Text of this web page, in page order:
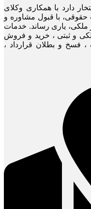
دارد با همکاری وکلای
حقوقی، با قبول مشاوره و
یاری رساند. خدمات
و ثبتی ، خرید و فروش
فسخ و بطلان قرارداد ،